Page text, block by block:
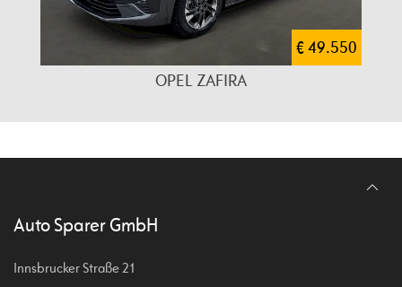
€ 49.550
OPEL ZAFIRA
Auto Sparer GmbH
Innsbrucker Straße 21